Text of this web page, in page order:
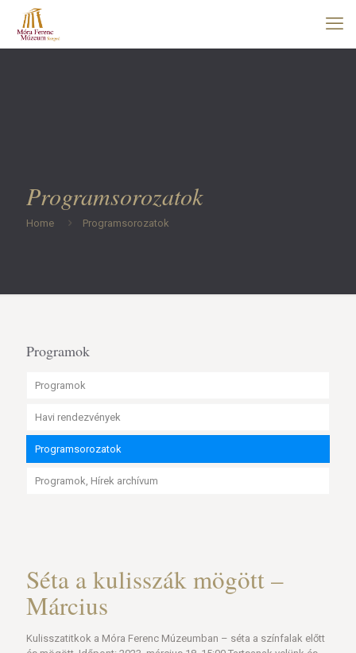
Programsorozatok
Home Programsorozatok
Programok
Programok
Havi rendezvények
Programsorozatok
Programok, Hírek archívum
Séta a kulisszák mögött –
Március
Kulisszatitkok a Móra Ferenc Múzeumban – séta a színfalak előtt